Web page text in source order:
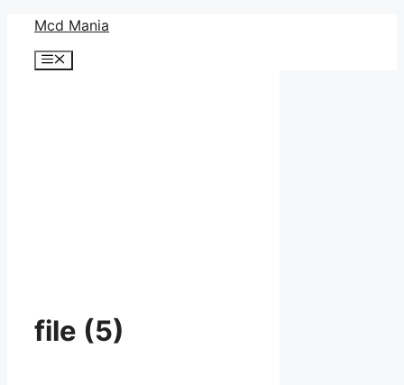
Mcd Mania
メ
file (5)